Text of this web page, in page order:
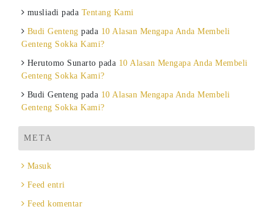
musliadi pada Tentang Kami
Budi Genteng pada 10 Alasan Mengapa Anda Membeli
Genteng Sokka Kami?
Herutomo Sunarto pada 10 Alasan Mengapa Anda Membeli
Genteng Sokka Kami?
Budi Genteng pada 10 Alasan Mengapa Anda Membeli
Genteng Sokka Kami?
META
Masuk
Feed entri
Feed komentar